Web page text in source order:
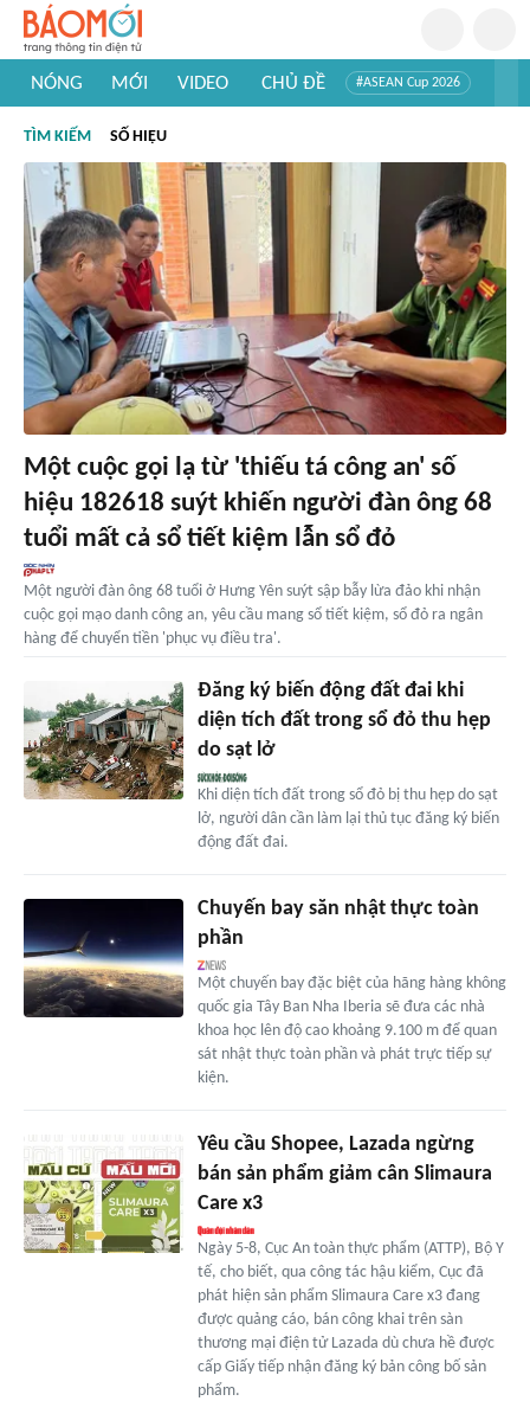
NÓNG MỚI VIDEO CHỦ ĐỀ #ASEAN Cup 2026
#Khám phá thế giới
TÌM KIẾM SỐ HIỆU
Một cuộc gọi lạ từ 'thiếu tá công an' số
hiệu 182618 suýt khiến người đàn ông 68
tuổi mất cả sổ tiết kiệm lẫn sổ đỏ
Một người đàn ông 68 tuổi ở Hưng Yên suýt sập bẫy lừa đảo khi nhận
cuộc gọi mạo danh công an, yêu cầu mang sổ tiết kiệm, sổ đỏ ra ngân
hàng để chuyển tiền 'phục vụ điều tra'.
Đăng ký biến động đất đai khi
diện tích đất trong sổ đỏ thu hẹp
do sạt lở
Khi diện tích đất trong sổ đỏ bị thu hẹp do sạt
lở, người dân cần làm lại thủ tục đăng ký biến
động đất đai.
Chuyến bay săn nhật thực toàn
phần
Một chuyến bay đặc biệt của hãng hàng không
quốc gia Tây Ban Nha Iberia sẽ đưa các nhà
khoa học lên độ cao khoảng 9.100 m để quan
sát nhật thực toàn phần và phát trực tiếp sự
kiện.
Yêu cầu Shopee, Lazada ngừng
bán sản phẩm giảm cân Slimaura
Care x3
Ngày 5-8, Cục An toàn thực phẩm (ATTP), Bộ Y
tế, cho biết, qua công tác hậu kiểm, Cục đã
phát hiện sản phẩm Slimaura Care x3 đang
được quảng cáo, bán công khai trên sàn
thương mại điện tử Lazada dù chưa hề được
cấp Giấy tiếp nhận đăng ký bản công bố sản
phẩm.